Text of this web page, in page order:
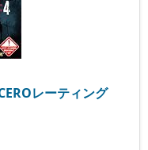
レーティング